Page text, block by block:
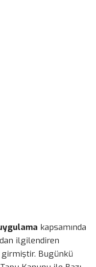
kapsamında
ilgilendiren
Bugünkü